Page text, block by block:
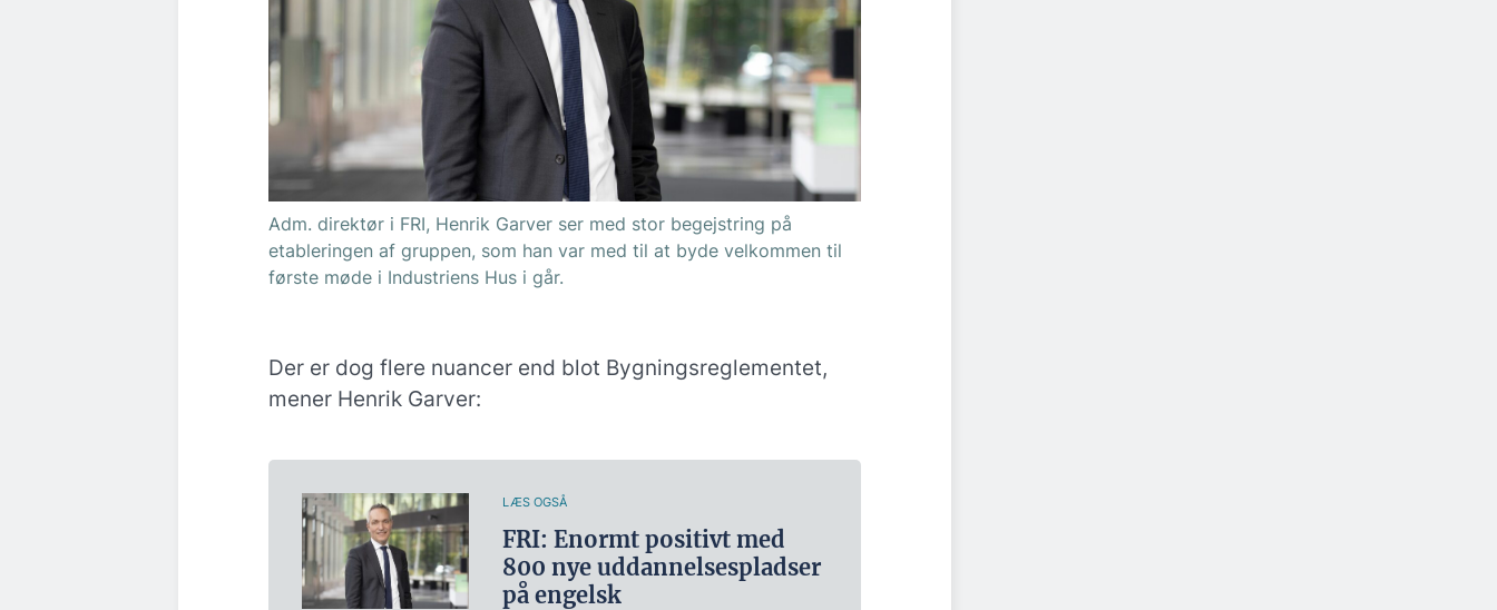
Adm. direktør i FRI, Henrik Garver ser med stor begejstring på
etableringen af gruppen, som han var med til at byde velkommen til
første møde i Industriens Hus i går.
Der er dog flere nuancer end blot Bygningsreglementet,
mener Henrik Garver:
LÆS OGSÅ
FRI: Enormt positivt med
800 nye uddannelsespladser
på engelsk